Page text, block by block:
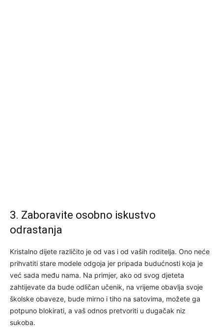
3. Zaboravite osobno iskustvo
odrastanja
Kristalno dijete različito je od vas i od vaših roditelja. Ono neće
prihvatiti stare modele odgoja jer pripada budućnosti koja je
već sada među nama. Na primjer, ako od svog djeteta
zahtijevate da bude odličan učenik, na vrijeme obavlja svoje
školske obaveze, bude mirno i tiho na satovima, možete ga
potpuno blokirati, a vaš odnos pretvoriti u dugačak niz
sukoba.